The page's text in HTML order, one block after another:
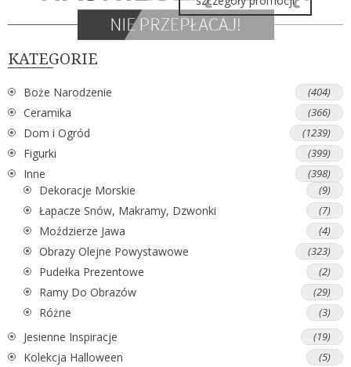
KATEGORIE
Boże Narodzenie (404)
Ceramika (366)
Dom i Ogród (1239)
Figurki (399)
Inne (398)
Dekoracje Morskie (9)
Łapacze Snów, Makramy, Dzwonki (7)
Moździerze Jawa (4)
Obrazy Olejne Powystawowe (323)
Pudełka Prezentowe (2)
Ramy Do Obrazów (29)
Różne (3)
Jesienne Inspiracje (19)
Kolekcja Halloween (5)